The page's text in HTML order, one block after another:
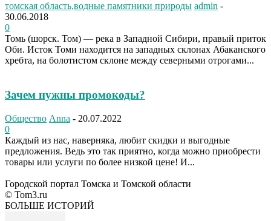
томская область,водные памятники природы admin -
30.06.2018
0
Томь (шорск. Том) — река в Западной Сибири, правый приток
Оби. Исток Томи находится на западных склонах Абаканского
хребта, на болотистом склоне между северными отрогами...
Зачем нужны промокоды?
Общество Anna - 20.07.2022
0
Каждый из нас, наверняка, любит скидки и выгодные
предложения. Ведь это так приятно, когда можно приобрести
товары или услуги по более низкой цене! И...
Городской портал Томска и Томской области
© Tom3.ru
БОЛЬШЕ ИСТОРИЙ